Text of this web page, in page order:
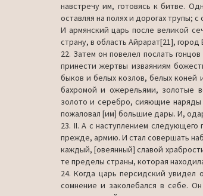
навстречу им, готовясь к битве.
оставляя на полях и дорогах трупы;
И армянский царь после великой
страну, в область Айрарат[21],
22. Затем он повелел послать
принести жертвы изваяниям
быков и белых козлов, белых
бахромой и ожерельями, золотые
золото и серебро, сияющие
пожаловал [им] большие дары. И,
23. II. А с наступлением
прежде, армию. И стал совершать
каждый, [овеянный] славой
те пределы страны, которая
24. Когда царь персидский увидел
сомнение и заколебался в себе.